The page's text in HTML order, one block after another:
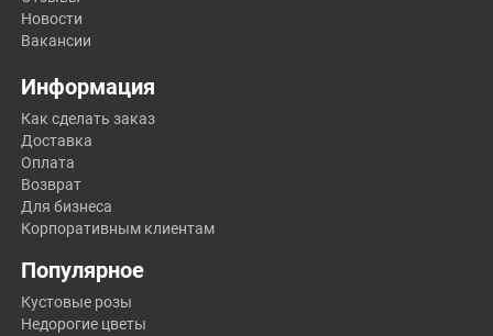
Новости
Вакансии
Информация
Как сделать заказ
Доставка
Оплата
Возврат
Для бизнеса
Корпоративным клиентам
Популярное
Кустовые розы
Недорогие цветы